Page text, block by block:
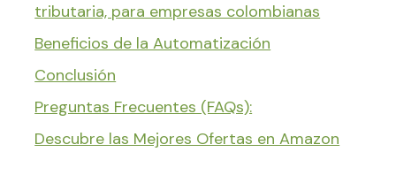
tributaria, para empresas colombianas
Beneficios de la Automatización
Conclusión
Preguntas Frecuentes (FAQs):
Descubre las Mejores Ofertas en Amazon